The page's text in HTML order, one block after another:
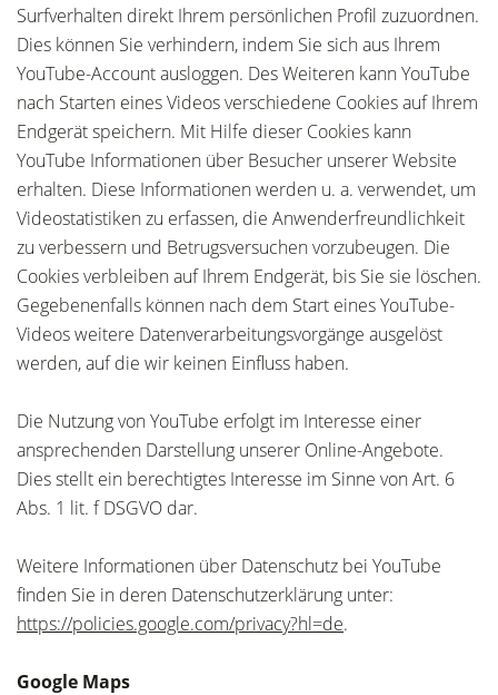
Surfverhalten direkt Ihrem persönlichen Profil zuzuordnen.
Dies können Sie verhindern, indem Sie sich aus Ihrem
YouTube-Account ausloggen. Des Weiteren kann YouTube
nach Starten eines Videos verschiedene Cookies auf Ihrem
Endgerät speichern. Mit Hilfe dieser Cookies kann
YouTube Informationen über Besucher unserer Website
erhalten. Diese Informationen werden u. a. verwendet, um
Videostatistiken zu erfassen, die Anwenderfreundlichkeit
zu verbessern und Betrugsversuchen vorzubeugen. Die
Cookies verbleiben auf Ihrem Endgerät, bis Sie sie löschen.
Gegebenenfalls können nach dem Start eines YouTube-
Videos weitere Datenverarbeitungsvorgänge ausgelöst
werden, auf die wir keinen Einfluss haben.
Die Nutzung von YouTube erfolgt im Interesse einer
ansprechenden Darstellung unserer Online-Angebote.
Dies stellt ein berechtigtes Interesse im Sinne von Art. 6
Abs. 1 lit. f DSGVO dar.
Weitere Informationen über Datenschutz bei YouTube
finden Sie in deren Datenschutzerklärung unter:
https://policies.google.com/privacy?hl=de.
Google Maps